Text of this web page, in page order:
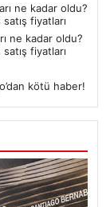
ne kadar oldu?
fiyatları
ne kadar oldu?
fiyatları
kötü haber!